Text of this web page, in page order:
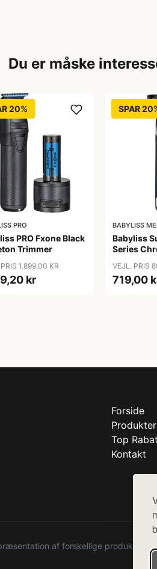
Du er måske
20%
PRO
PRO Fxone Black
Trimmer
1.899,00 KR
kr
SPAR
BABYLISS
Babyliss
Series
VEJL. PRIS
719,00
Forside
Produkter
Top
Kontakt
af forskellige produkter